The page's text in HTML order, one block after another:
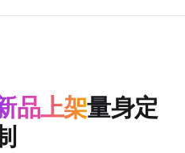
品上架量身定